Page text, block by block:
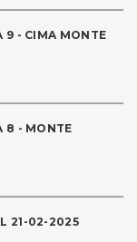
9 - CIMA MONTE
8 - MONTE
21-02-2025